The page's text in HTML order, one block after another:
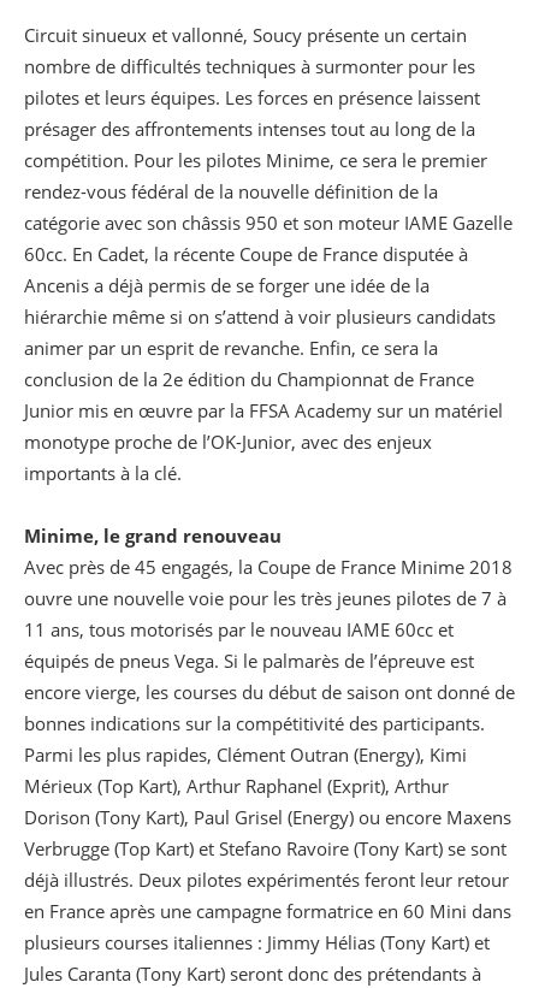
Circuit sinueux et vallonné, Soucy présente un certain
nombre de difficultés techniques à surmonter pour les
pilotes et leurs équipes. Les forces en présence laissent
présager des affrontements intenses tout au long de la
compétition. Pour les pilotes Minime, ce sera le premier
rendez-vous fédéral de la nouvelle définition de la
catégorie avec son châssis 950 et son moteur IAME Gazelle
60cc. En Cadet, la récente Coupe de France disputée à
Ancenis a déjà permis de se forger une idée de la
hiérarchie même si on s’attend à voir plusieurs candidats
animer par un esprit de revanche. Enfin, ce sera la
conclusion de la 2e édition du Championnat de France
Junior mis en œuvre par la FFSA Academy sur un matériel
monotype proche de l’OK-Junior, avec des enjeux
importants à la clé.
Minime, le grand renouveau
Avec près de 45 engagés, la Coupe de France Minime 2018
ouvre une nouvelle voie pour les très jeunes pilotes de 7 à
11 ans, tous motorisés par le nouveau IAME 60cc et
équipés de pneus Vega. Si le palmarès de l’épreuve est
encore vierge, les courses du début de saison ont donné de
bonnes indications sur la compétitivité des participants.
Parmi les plus rapides, Clément Outran (Energy), Kimi
Mérieux (Top Kart), Arthur Raphanel (Exprit), Arthur
Dorison (Tony Kart), Paul Grisel (Energy) ou encore Maxens
Verbrugge (Top Kart) et Stefano Ravoire (Tony Kart) se sont
déjà illustrés. Deux pilotes expérimentés feront leur retour
en France après une campagne formatrice en 60 Mini dans
plusieurs courses italiennes : Jimmy Hélias (Tony Kart) et
Jules Caranta (Tony Kart) seront donc des prétendants à